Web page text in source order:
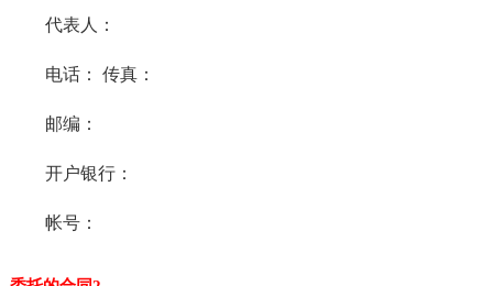
代表人：
电话： 传真：
邮编：
开户银行：
帐号：